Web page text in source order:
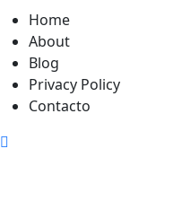
Home
About
Blog
Privacy Policy
Contacto